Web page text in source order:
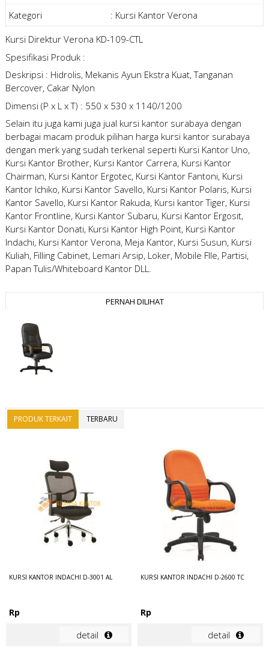
Kategori
: Kursi Kantor Verona
Kursi Direktur Verona KD-109-CTL
Spesifikasi Produk :
Deskripsi : Hidrolis, Mekanis Ayun Ekstra Kuat, Tanganan
Bercover, Cakar Nylon
Dimensi (P x L x T) : 550 x 530 x 1140/1200
Selain itu juga kami juga jual kursi kantor surabaya dengan
berbagai macam produk pilihan harga kursi kantor surabaya
dengan merk yang sudah terkenal seperti Kursi Kantor Uno,
Kursi Kantor Brother, Kursi Kantor Carrera, Kursi Kantor
Chairman, Kursi Kantor Ergotec, Kursi Kantor Fantoni, Kursi
Kantor Ichiko, Kursi Kantor Savello, Kursi Kantor Polaris, Kursi
Kantor Savello, Kursi Kantor Rakuda, Kursi kantor Tiger, Kursi
Kantor Frontline, Kursi Kantor Subaru, Kursi Kantor Ergosit,
Kursi Kantor Donati, Kursi Kantor High Point, Kursi Kantor
Indachi, Kursi Kantor Verona, Meja Kantor, Kursi Susun, Kursi
Kuliah, Filling Cabinet, Lemari Arsip, Loker, Mobile FIle, Partisi,
Papan Tulis/Whiteboard Kantor DLL.
PERNAH DILIHAT
PRODUK TERKAIT TERBARU
KURSI KANTOR INDACHI D-3001 AL
Rp
detail
KURSI KANTOR INDACHI D-2600 TC
Rp
detail